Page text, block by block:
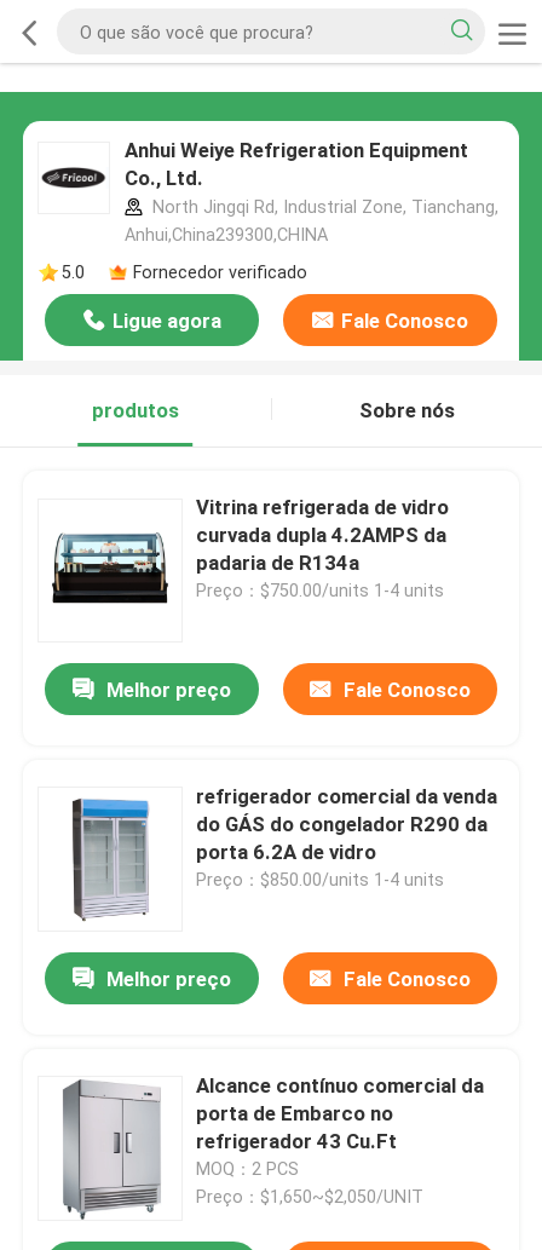
Anhui Weiye Refrigeration Equipment
Co., Ltd.
North Jingqi Rd, Industrial Zone, Tianchang,
Anhui,China239300,CHINA
5.0
Fornecedor verificado
Ligue agora Fale Conosco
produtos Sobre nós
Vitrina refrigerada de vidro
curvada dupla 4.2AMPS da
padaria de R134a
Preço：$750.00/units 1-4 units
Melhor preço Fale Conosco
refrigerador comercial da venda
do GÁS do congelador R290 da
porta 6.2A de vidro
Preço：$850.00/units 1-4 units
Melhor preço Fale Conosco
Alcance contínuo comercial da
porta de Embarco no
refrigerador 43 Cu.Ft
MOQ：2 PCS
Preço：$1,650~$2,050/UNIT